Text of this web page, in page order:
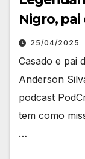
Nigro, pai
25/04/2025
Casado e pai
Anderson
podcast
tem como
…